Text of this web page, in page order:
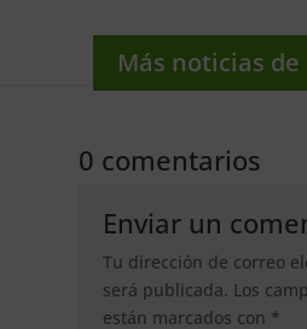
Más noticias
0 comentarios
Enviar un
Tu dirección de correo
será publicada. Los
están marcados con *